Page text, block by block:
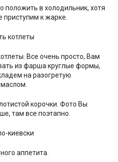
в холодильник, хотя
приступим к жарке.
котлеты
Все очень просто, Вам
из фарша круглые формы,
на разогретую
корочки. Фото Вы
там все поэтапно.
киевски
аппетита.